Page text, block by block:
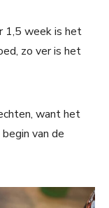
1,5 week is het
zo ver is het
want het
van de